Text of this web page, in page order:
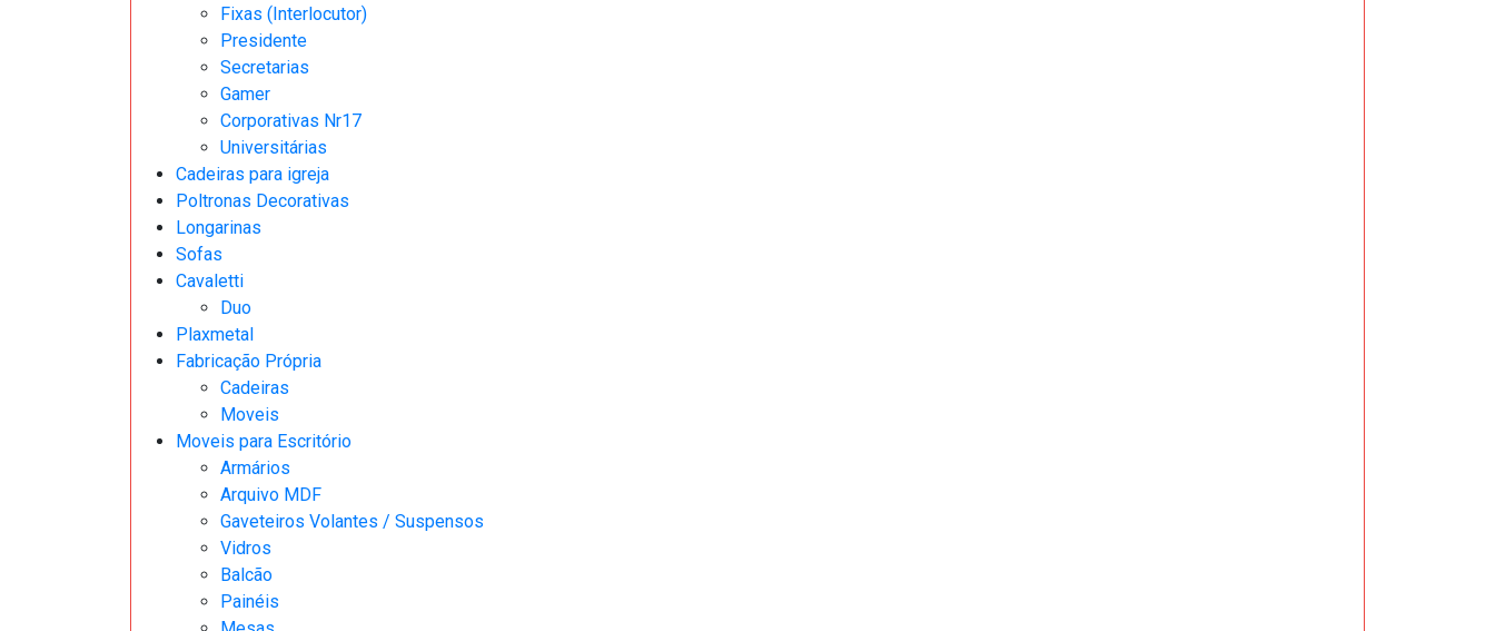
Fixas (Interlocutor)
Presidente
Secretarias
Gamer
Corporativas Nr17
Universitárias
Cadeiras para igreja
Poltronas Decorativas
Longarinas
Sofas
Cavaletti
Duo
Plaxmetal
Fabricação Própria
Cadeiras
Moveis
Moveis para Escritório
Armários
Arquivo MDF
Gaveteiros Volantes / Suspensos
Vidros
Balcão
Painéis